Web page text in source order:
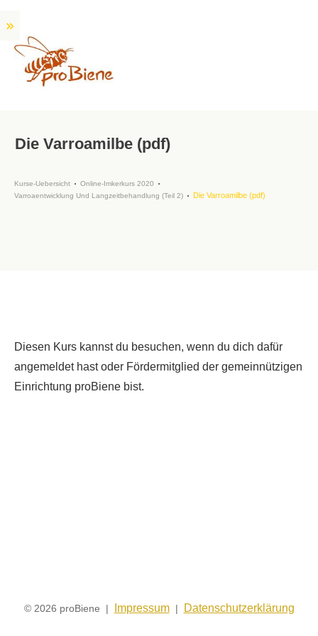
Die Varroamilbe (pdf)
Kurse-Uebersicht
Online-Imkerkurs 2020
Varroaentwicklung Und Langzeitbehandlung (Teil 2)
Die Varroamilbe (pdf)
Diesen Kurs kannst du besuchen, wenn du dich dafür
angemeldet hast oder Fördermitglied der gemeinnützigen
Einrichtung proBiene bist.
© 2026 proBiene | Impressum| Datenschutzerklärung